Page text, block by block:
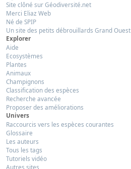
Site clôné sur Géodiversité.net
Merci Eliaz Web
Né de SPIP
Un site des petits débrouillards Grand Ouest
Explorer
Aide
Ecosystèmes
Plantes
Animaux
Champignons
Classification des espèces
Recherche avancée
Proposer des améliorations
Univers
Raccourcis vers les espèces courantes
Glossaire
Les auteurs
Tous les tags
Tutoriels vidéo
Autres sites